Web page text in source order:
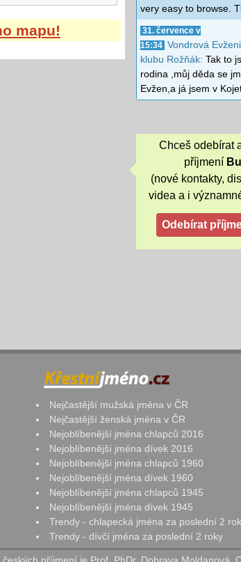
mapu!
very easy to browse.
31. července v
15:34 Vondrová
klubu Rožňák: Tak to
rodina ,můj děda se
Evžen,a já jsem v
Chceš odebírat
příjmení
(nové kontakty,
videa a i
Nejčastější mužská jména v ČR
Nejčastější ženská jména v ČR
Nejoblíbenější jména chlapců 2016
Nejoblíbenější jména dívek 2016
Nejoblíbenější jména chlapců 1960
Nejoblíbenější jména dívek 1960
Nejoblíbenější jména chlapců 1945
Nejoblíbenější jména dívek 1945
Trendy - chlapecká jména za poslední 2
Trendy - dívčí jména za poslední 2 roky